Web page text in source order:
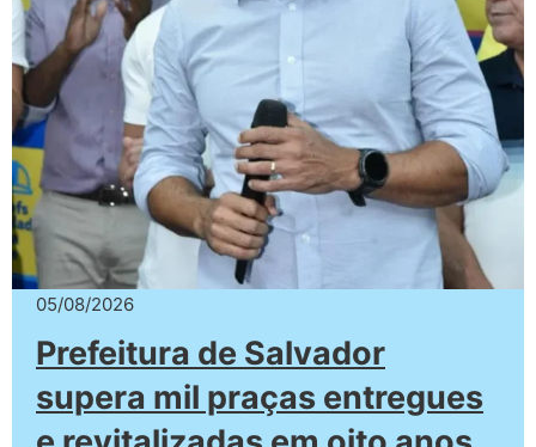
05/08/2026
Prefeitura de Salvador
supera mil praças entregues